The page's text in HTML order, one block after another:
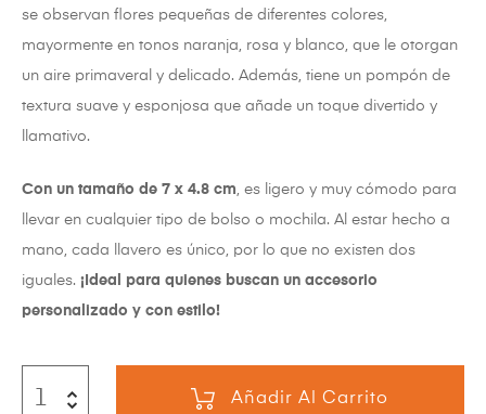
se observan flores pequeñas de diferentes colores,
mayormente en tonos naranja, rosa y blanco, que le otorgan
un aire primaveral y delicado. Además, tiene un pompón de
textura suave y esponjosa que añade un toque divertido y
llamativo.
Con un tamaño de 7 x 4.8 cm, es ligero y muy cómodo para
llevar en cualquier tipo de bolso o mochila. Al estar hecho a
mano, cada llavero es único, por lo que no existen dos
iguales. ¡Ideal para quienes buscan un accesorio
personalizado y con estilo!
Añadir Al Carrito